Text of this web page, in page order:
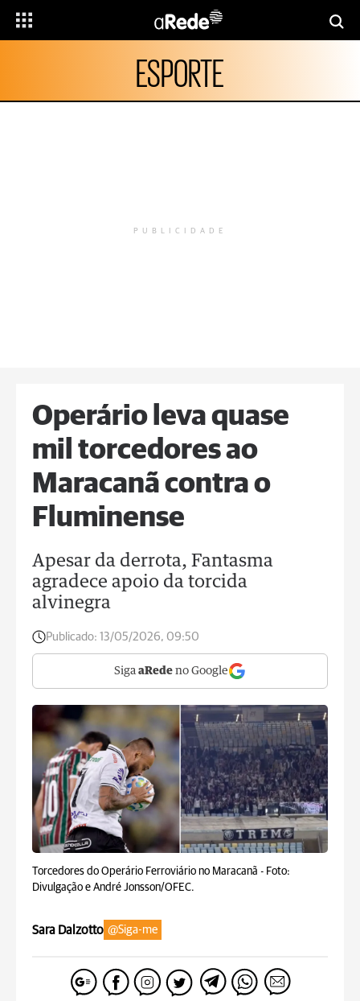
ESPORTE
PUBLICIDADE
Operário leva quase
mil torcedores ao
Maracanã contra o
Fluminense
Apesar da derrota, Fantasma
agradece apoio da torcida
alvinegra
Publicado: 13/05/2026, 09:50
Siga aRede no Google
Torcedores do Operário Ferroviário no Maracanã - Foto:
Divulgação e André Jonsson/OFEC.
Sara Dalzotto @Siga-me